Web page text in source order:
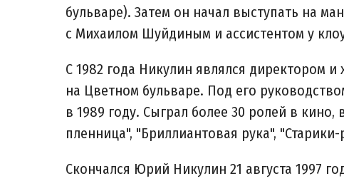
бульваре). Затем он начал выступать на
с Михаилом Шуйдиным и ассистентом у
С 1982 года Никулин являлся директором
на Цветном бульваре. Под его
в 1989 году. Сыграл более 30 ролей в
пленница", "Бриллиантовая рука",
Скончался Юрий Никулин 21 августа 1997